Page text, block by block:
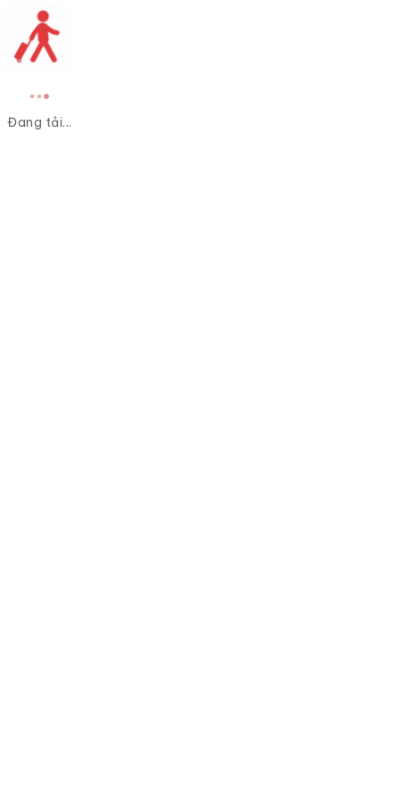
Đang tải...